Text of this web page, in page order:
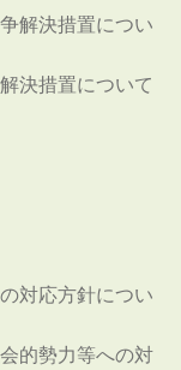
解決措置につい
決措置について
対応方針につい
的勢力等への対